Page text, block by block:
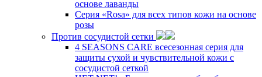
основе лаванды
Серия «Rosa» для всех типов кожи на основе
розы
Против сосудистой сетки
4 SEASONS CARE всесезонная серия для
защиты сухой и чувствительной кожи с
сосудистой сеткой